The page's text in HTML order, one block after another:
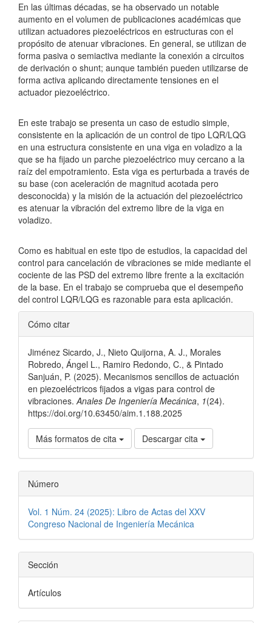
En las últimas décadas, se ha observado un notable
aumento en el volumen de publicaciones académicas que
utilizan actuadores piezoeléctricos en estructuras con el
propósito de atenuar vibraciones. En general, se utilizan de
forma pasiva o semiactiva mediante la conexión a circuitos
de derivación o shunt; aunque también pueden utilizarse de
forma activa aplicando directamente tensiones en el
actuador piezoeléctrico.
En este trabajo se presenta un caso de estudio simple,
consistente en la aplicación de un control de tipo LQR/LQG
en una estructura consistente en una viga en voladizo a la
que se ha fijado un parche piezoeléctrico muy cercano a la
raíz del empotramiento. Esta viga es perturbada a través de
su base (con aceleración de magnitud acotada pero
desconocida) y la misión de la actuación del piezoeléctrico
es atenuar la vibración del extremo libre de la viga en
voladizo.
Como es habitual en este tipo de estudios, la capacidad del
control para cancelación de vibraciones se mide mediante el
cociente de las PSD del extremo libre frente a la excitación
de la base. En el trabajo se comprueba que el desempeño
del control LQR/LQG es razonable para esta aplicación.
Detalles
del
artículo
Cómo citar
Jiménez Sicardo, J., Nieto Quijorna, A. J., Morales
Robredo, Ángel L., Ramiro Redondo, C., & Pintado
Sanjuán, P. (2025). Mecanismos sencillos de actuación
en piezoeléctricos fijados a vigas para control de
vibraciones.Anales De Ingeniería Mecánica, 1(24).
https://doi.org/10.63450/aim.1.188.2025
Más formatos de cita Descargar cita
Número
Vol. 1 Núm. 24 (2025): Libro de Actas del XXV
Congreso Nacional de Ingeniería Mecánica
Sección
Artículos